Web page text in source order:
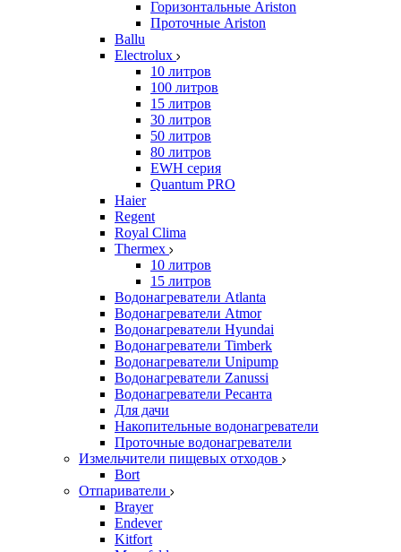
Горизонтальные Ariston
Проточные Ariston
Ballu
Electrolux
10 литров
100 литров
15 литров
30 литров
50 литров
80 литров
EWH серия
Quantum PRO
Haier
Regent
Royal Clima
Thermex
10 литров
15 литров
Водонагреватели Atlanta
Водонагреватели Atmor
Водонагреватели Hyundai
Водонагреватели Timberk
Водонагреватели Unipump
Водонагреватели Zanussi
Водонагреватели Ресанта
Для дачи
Накопительные водонагреватели
Проточные водонагреватели
Измельчители пищевых отходов
Bort
Отпариватели
Brayer
Endever
Kitfort